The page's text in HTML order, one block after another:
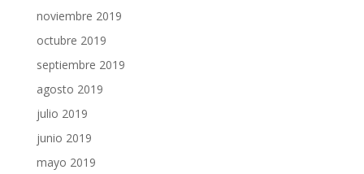
noviembre 2019
octubre 2019
septiembre 2019
agosto 2019
julio 2019
junio 2019
mayo 2019